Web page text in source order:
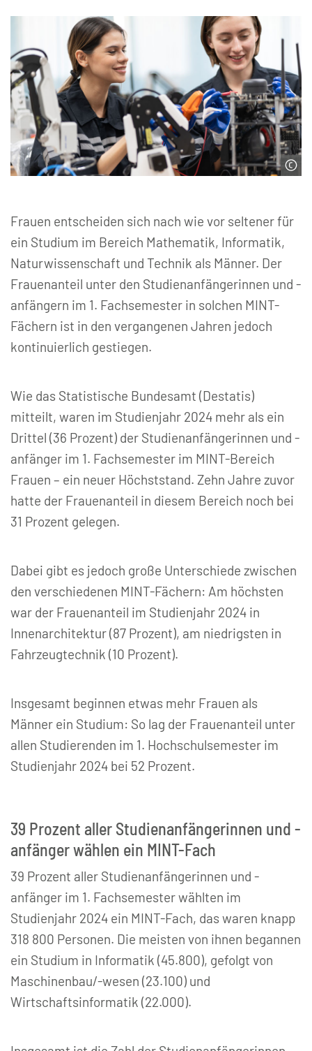
Frauen entscheiden sich nach wie vor seltener für
ein Studium im Bereich Mathematik, Informatik,
Naturwissenschaft und Technik als Männer. Der
Frauenanteil unter den Studienanfängerinnen und -
anfängern im 1. Fachsemester in solchen MINT-
Fächern ist in den vergangenen Jahren jedoch
kontinuierlich gestiegen.
Wie das Statistische Bundesamt (Destatis)
mitteilt, waren im Studienjahr 2024 mehr als ein
Drittel (36 Prozent) der Studienanfängerinnen und -
anfänger im 1. Fachsemester im MINT-Bereich
Frauen – ein neuer Höchststand. Zehn Jahre zuvor
hatte der Frauenanteil in diesem Bereich noch bei
31 Prozent gelegen.
Dabei gibt es jedoch große Unterschiede zwischen
den verschiedenen MINT-Fächern: Am höchsten
war der Frauenanteil im Studienjahr 2024 in
Innenarchitektur (87 Prozent), am niedrigsten in
Fahrzeugtechnik (10 Prozent).
Insgesamt beginnen etwas mehr Frauen als
Männer ein Studium: So lag der Frauenanteil unter
allen Studierenden im 1. Hochschulsemester im
Studienjahr 2024 bei 52 Prozent.
39 Prozent aller Studienanfängerinnen und -
anfänger wählen ein MINT-Fach
39 Prozent aller Studienanfängerinnen und -
anfänger im 1. Fachsemester wählten im
Studienjahr 2024 ein MINT-Fach, das waren knapp
318 800 Personen. Die meisten von ihnen begannen
ein Studium in Informatik (45.800), gefolgt von
Maschinenbau/-wesen (23.100) und
Wirtschaftsinformatik (22.000).